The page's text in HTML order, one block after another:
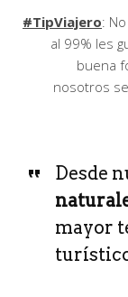
#TipViajero:
al 99% les
buena
nosotros
Desde
mayor